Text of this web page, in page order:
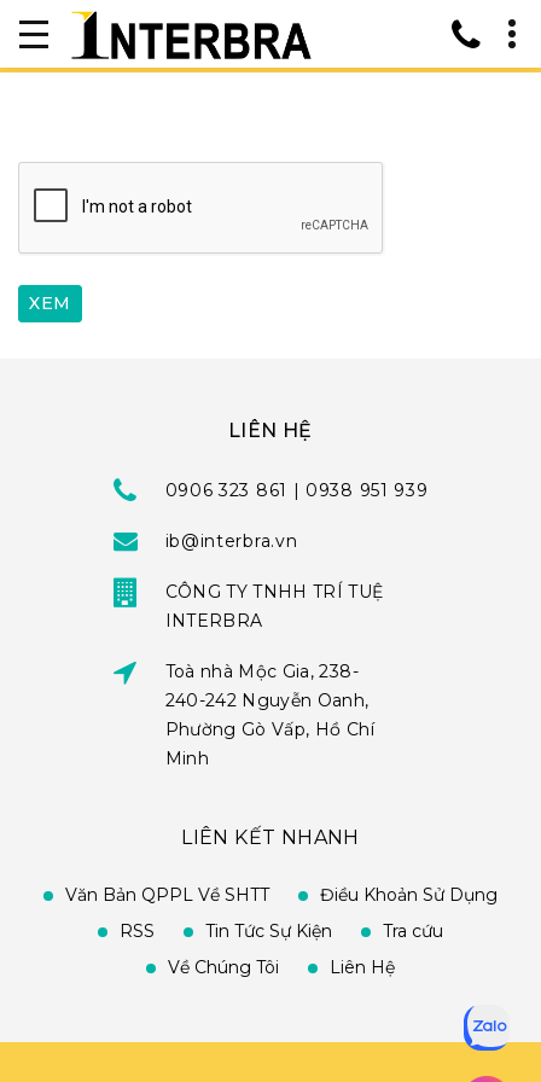
LIÊN HỆ
0906 323 861 | 0938 951 939
ib@interbra.vn
CÔNG TY TNHH TRÍ TUỆ
INTERBRA
Toà nhà Mộc Gia, 238-
240-242 Nguyễn Oanh,
Phường Gò Vấp, Hồ Chí
Minh
LIÊN KẾT NHANH
Văn Bản QPPL Về SHTT
Điều Khoản Sử Dụng
RSS
Tin Tức Sự Kiện
Tra cứu
Về Chúng Tôi
Liên Hệ